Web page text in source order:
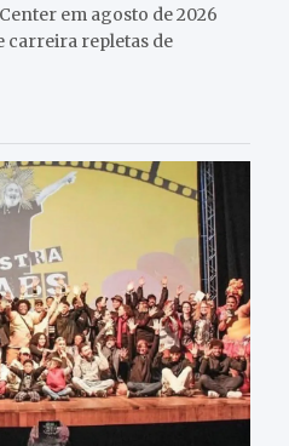
em agosto de 2026
carreira repletas de